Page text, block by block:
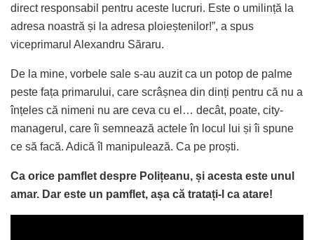
direct responsabil pentru aceste lucruri. Este o umilință la
adresa noastră și la adresa ploieștenilor!”, a spus
viceprimarul Alexandru Săraru.
De la mine, vorbele sale s-au auzit ca un potop de palme
peste fața primarului, care scrâșnea din dinți pentru că nu a
înțeles că nimeni nu are ceva cu el… decât, poate, city-
managerul, care îi semnează actele în locul lui și îi spune
ce să facă. Adică îl manipulează. Ca pe proști.
Ca orice pamflet despre Polițeanu, și acesta este unul
amar. Dar este un pamflet, așa că tratați-l ca atare!